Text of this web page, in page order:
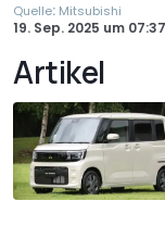
Quelle: Mitsubishi
19. Sep. 2025 um
Artikel